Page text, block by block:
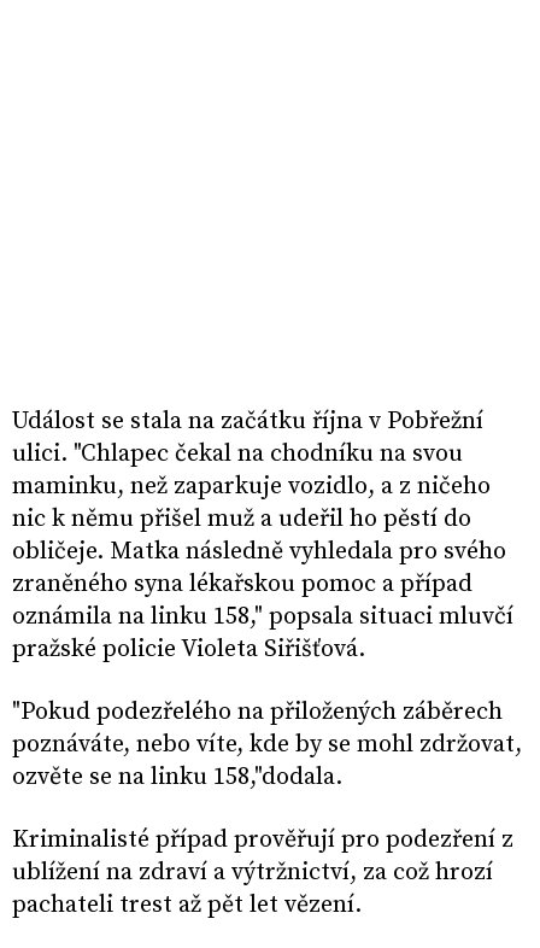
Událost se stala na začátku října v Pobřežní
ulici. "Chlapec čekal na chodníku na svou
maminku, než zaparkuje vozidlo, a z ničeho
nic k němu přišel muž a udeřil ho pěstí do
obličeje. Matka následně vyhledala pro svého
zraněného syna lékařskou pomoc a případ
oznámila na linku 158," popsala situaci mluvčí
pražské policie Violeta Siřišťová.
"Pokud podezřelého na přiložených záběrech
poznáváte, nebo víte, kde by se mohl zdržovat,
ozvěte se na linku 158,"dodala.
Kriminalisté případ prověřují pro podezření z
ublížení na zdraví a výtržnictví, za což hrozí
pachateli trest až pět let vězení.